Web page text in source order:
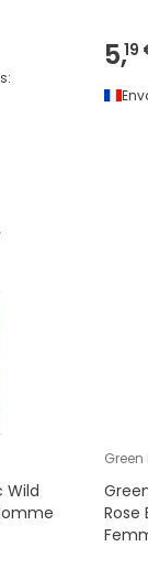
5,19
Wild
Rose